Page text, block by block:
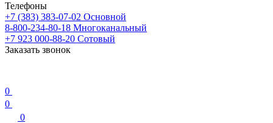
Телефоны
+7 (383) 383-07-02 Основной
8-800-234-80-18 Многоканальный
+7 923 000-88-20 Сотовый
Заказать звонок
0
0
0